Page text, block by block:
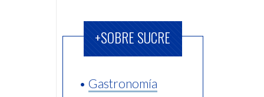
+SOBRE SUCRE
• Gastronomía